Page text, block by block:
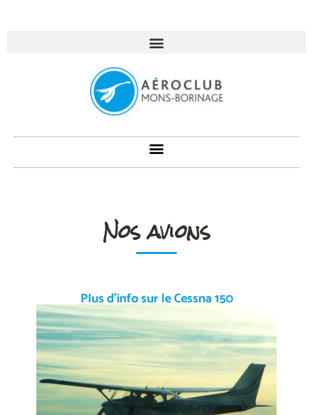
Nos avions
Plus d'info sur le Cessna 150